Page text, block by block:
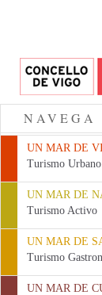
NAVEGA
UN MAR DE
Turismo Urbano
UN MAR DE
Turismo Activo
UN MAR DE
Turismo
UN MAR DE